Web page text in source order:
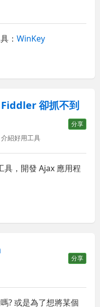
：WinKey
卻抓不到
分享
介紹好用工具
具，開發 Ajax 應用程
分享
? 或是為了想將某個